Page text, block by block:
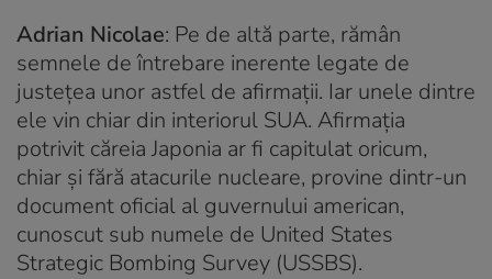
Adrian Nicolae: Pe de altă parte, rămân
semnele de întrebare inerente legate de
justețea unor astfel de afirmații. Iar unele dintre
ele vin chiar din interiorul SUA. Afirmația
potrivit căreia Japonia ar fi capitulat oricum,
chiar și fără atacurile nucleare, provine dintr-un
document oficial al guvernului american,
cunoscut sub numele de United States
Strategic Bombing Survey (USSBS).